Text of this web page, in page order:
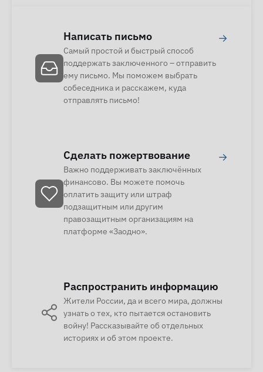
Написать письмо
Самый простой и быстрый способ
поддержать заключенного – отправить
ему письмо. Мы поможем выбрать
собеседника и расскажем, куда
отправлять письмо!
→
Сделать пожертвование
Важно поддерживать заключённых
финансово. Вы можете помочь
оплатить защиту или штраф
подзащитным или другим
правозащитным организациям на
платформе «Заодно».
→
Распространить информацию
Жители России, да и всего мира, должны
узнать о тех, кто пытается остановить
войну! Рассказывайте об отдельных
историях и об этом проекте.